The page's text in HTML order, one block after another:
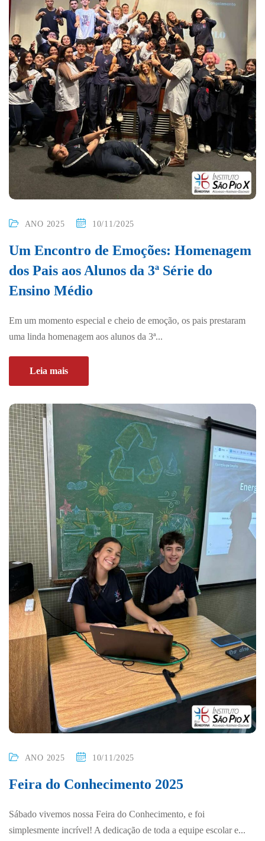
ANO 2025 10/11/2025
Um Encontro de Emoções: Homenagem
dos Pais aos Alunos da 3ª Série do
Ensino Médio
Em um momento especial e cheio de emoção, os pais prestaram
uma linda homenagem aos alunos da 3ª...
Leia mais
ANO 2025 10/11/2025
Feira do Conhecimento 2025
Sábado vivemos nossa Feira do Conhecimento, e foi
simplesmente incrível! A dedicação de toda a equipe escolar e...